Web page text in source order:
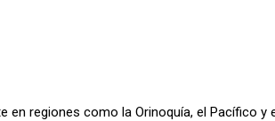
regiones como la Orinoquía, el Pacífico y